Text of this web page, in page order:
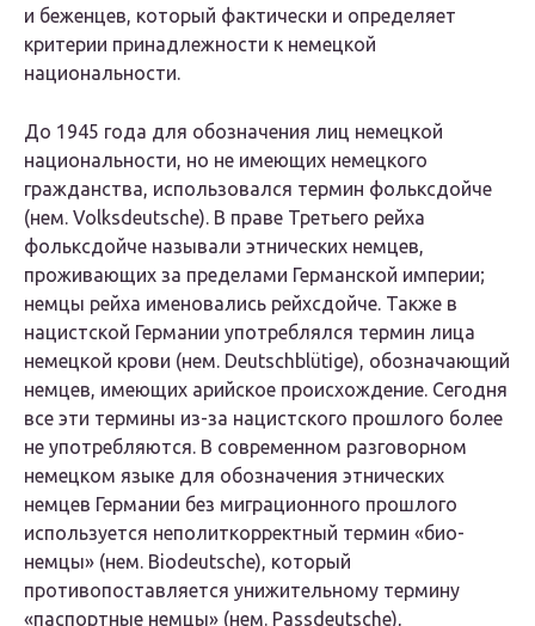
и беженцев, который фактически и определяет
критерии принадлежности к немецкой
национальности.
До 1945 года для обозначения лиц немецкой
национальности, но не имеющих немецкого
гражданства, использовался термин фольксдойче
(нем. Volksdeutsche). В праве Третьего рейха
фольксдойче называли этнических немцев,
проживающих за пределами Германской империи;
немцы рейха именовались рейхсдойче. Также в
нацистской Германии употреблялся термин лица
немецкой крови (нем. Deutschblütige), обозначающий
немцев, имеющих арийское происхождение. Сегодня
все эти термины из-за нацистского прошлого более
не употребляются. В современном разговорном
немецком языке для обозначения этнических
немцев Германии без миграционного прошлого
используется неполиткорректный термин «био-
немцы» (нем. Biodeutsche), который
противопоставляется унижительному термину
«паспортные немцы» (нем. Passdeutsche),